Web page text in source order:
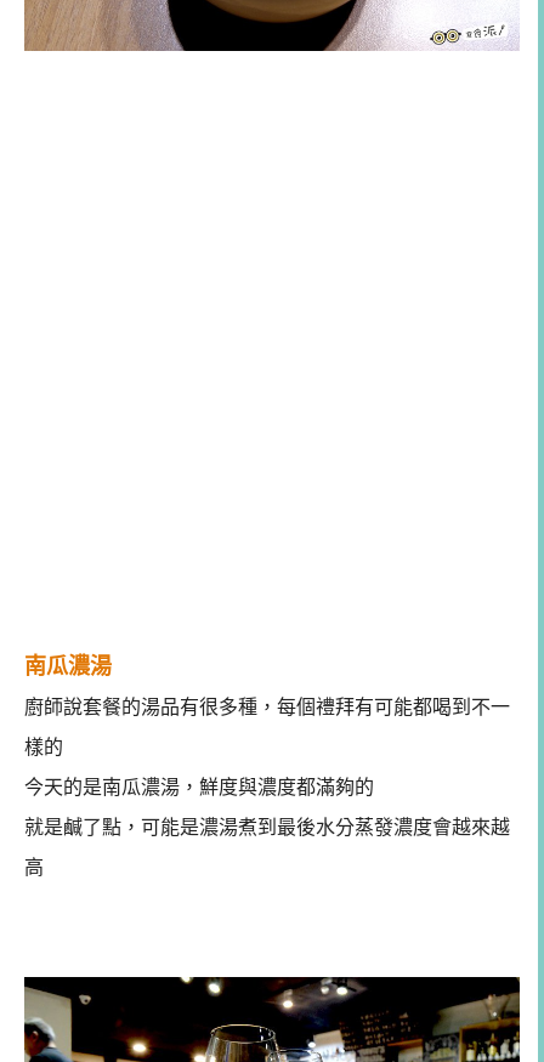
南瓜濃湯
廚師說套餐的湯品有很多種，每個禮拜有可能都喝到不一
樣的
今天的是南瓜濃湯，鮮度與濃度都滿夠的
就是鹹了點，可能是濃湯煮到最後水分蒸發濃度會越來越
高